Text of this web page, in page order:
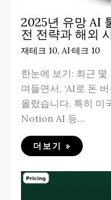
2025년 유망 AI
전 전략과 해외
재테크 10, AI·테크 10
한눈에 보기: 최근
며들면서, ‘AI로 돈
올랐습니다. 특히 미
Notion AI 등…
더보기 »